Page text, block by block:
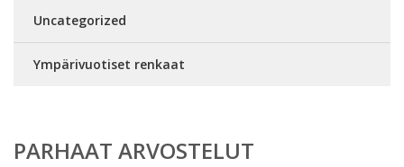
Uncategorized
Ympärivuotiset renkaat
PARHAAT ARVOSTELUT